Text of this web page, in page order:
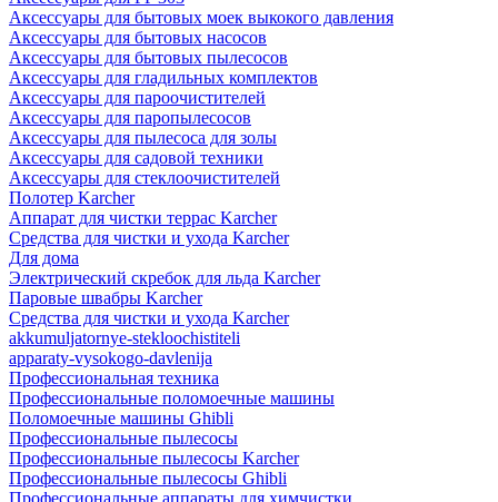
Аксессуары для бытовых моек выкокого давления
Аксессуары для бытовых насосов
Аксессуары для бытовых пылесосов
Аксессуары для гладильных комплектов
Аксессуары для пароочистителей
Аксессуары для паропылесосов
Аксессуары для пылесоса для золы
Аксессуары для садовой техники
Аксессуары для стеклоочистителей
Полотер Karcher
Аппарат для чистки террас Karcher
Средства для чистки и ухода Karcher
Для дома
Электрический скребок для льда Karcher
Паровые швабры Karcher
Средства для чистки и ухода Karcher
akkumuljatornye-stekloochistiteli
apparaty-vysokogo-davlenija
Профессиональная техника
Профессиональные поломоечные машины
Поломоечные машины Ghibli
Профессиональные пылесосы
Профессиональные пылесосы Karcher
Профессиональные пылесосы Ghibli
Профессиональные аппараты для химчистки